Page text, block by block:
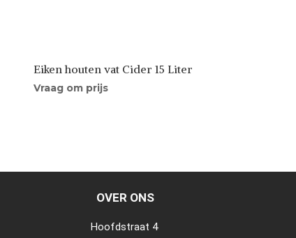
Eiken houten vat Cider 15 Liter
Vraag om prijs
OVER ONS
Hoofdstraat 4